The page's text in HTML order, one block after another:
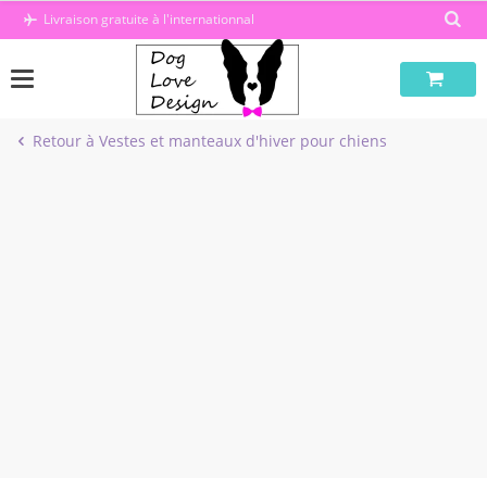
PasserLivraison gratuite à l'internationnal
Retour à Vestes et manteaux d'hiver pour chiens